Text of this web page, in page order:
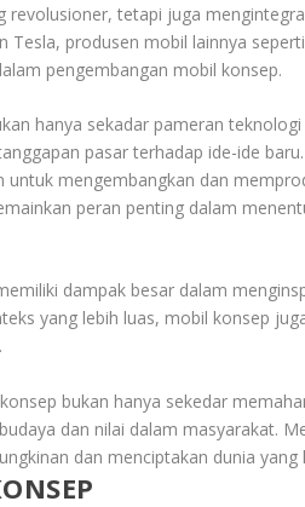
revolusioner, tetapi juga
Tesla, produsen mobil lainnya
pengembangan mobil konsep.
hanya sekadar pameran
pasar terhadap ide-ide
mengembangkan dan
peran penting dalam
dampak besar dalam
yang lebih luas, mobil konsep
bukan hanya sekedar
dan nilai dalam masyarakat.
dan menciptakan dunia